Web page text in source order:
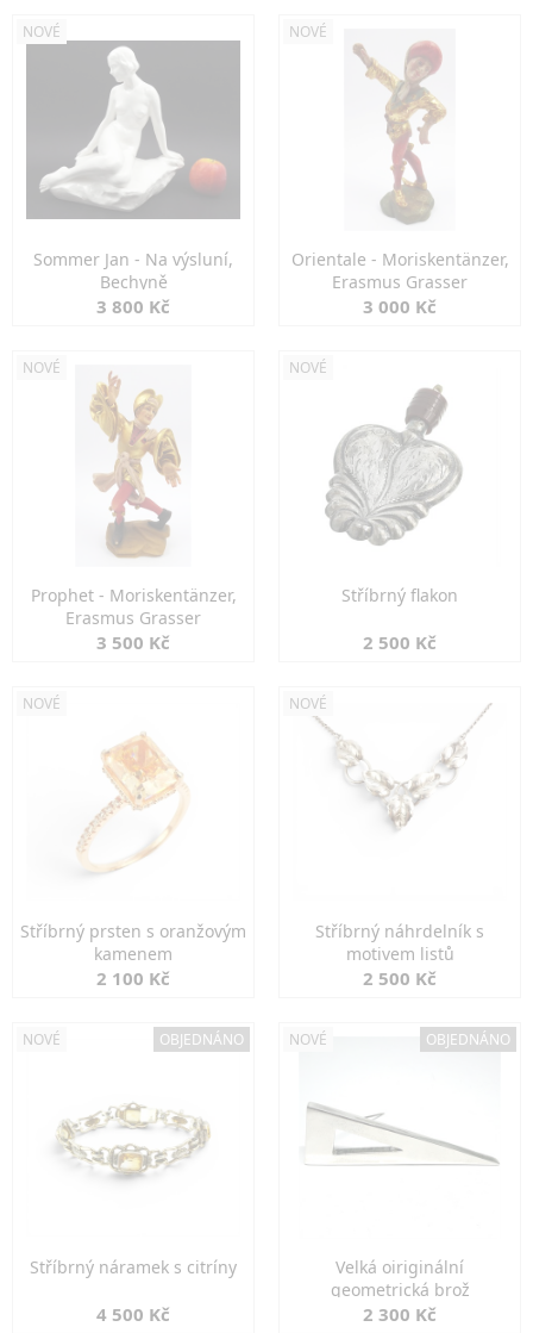
NOVÉ
Sommer Jan - Na výsluní,
Bechyně
3 800 Kč
NOVÉ
Orientale - Moriskentänzer,
Erasmus Grasser
3 000 Kč
NOVÉ
Prophet - Moriskentänzer,
Erasmus Grasser
3 500 Kč
NOVÉ
Stříbrný flakon
2 500 Kč
NOVÉ
Stříbrný prsten s oranžovým
kamenem
2 100 Kč
NOVÉ
Stříbrný náhrdelník s
motivem listů
2 500 Kč
NOVÉ OBJEDNÁNO
Stříbrný náramek s citríny
4 500 Kč
NOVÉ OBJEDNÁNO
Velká oiriginální
geometrická brož
2 300 Kč